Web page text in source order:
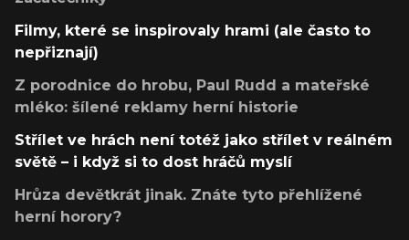
Filmy, které se inspirovaly hrami (ale často to
nepřiznají)
Z porodnice do hrobu, Paul Rudd a mateřské
mléko: šílené reklamy herní historie
Střílet ve hrách není totéž jako střílet v reálném
světě – i když si to dost hráčů myslí
Hrůza devětkrát jinak. Znáte tyto přehlížené
herní horory?